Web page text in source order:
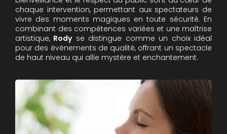
chaque intervention, permettant aux spectateurs de
vivre des moments magiques en toute sécurité. En
combinant des compétences variées et une maîtrise
artistique, Rodyse distingue comme un choix idéal
pour des événements de qualité, offrant un spectacle
de haut niveau qui allie mystère et enchantement.